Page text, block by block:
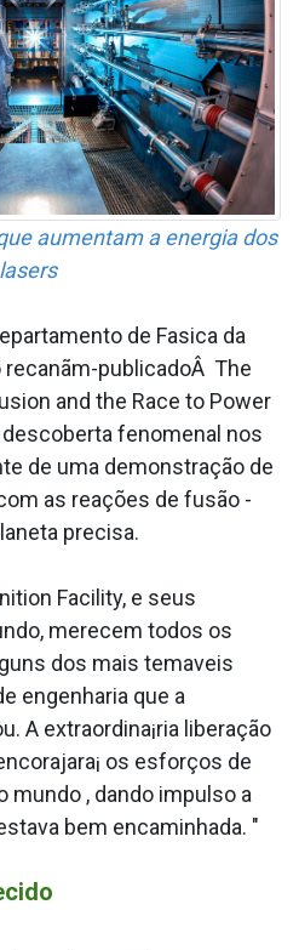
aumentam a energia dos
lasers
de Fa­sica da
recanãm-publicadoÂ The
and the Race to Power
fenomenal nos
de uma demonstração de
as reações de fusão -
precisa.
Facility, e seus
merecem todos os
dos mais tema­veis
engenharia que a
A extraordina¡ria liberação
os esforços de
mundo , dando impulso a
bem encaminhada. "